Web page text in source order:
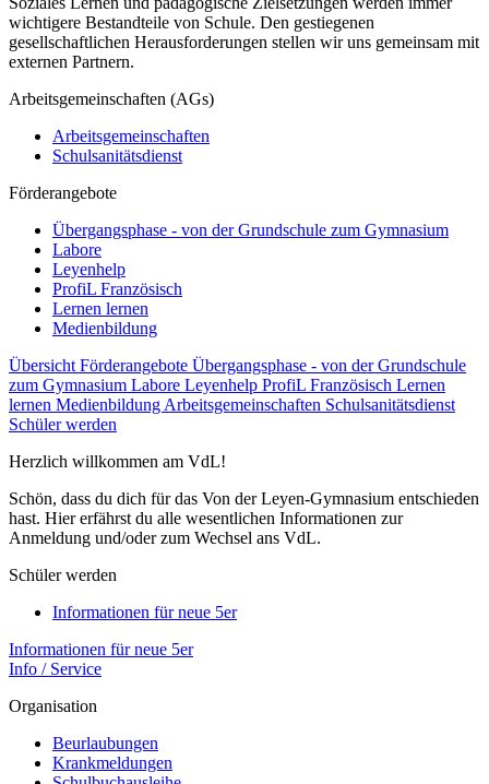
wichtigere Bestandteile von Schule. Den gestiegenen
gesellschaftlichen Herausforderungen stellen wir uns gemeinsam mit
externen Partnern.
Arbeitsgemeinschaften (AGs)
Arbeitsgemeinschaften
Schulsanitätsdienst
Förderangebote
Übergangsphase - von der Grundschule zum Gymnasium
Labore
Leyenhelp
ProfiL Französisch
Lernen lernen
Medienbildung
Übersicht Förderangebote Übergangsphase - von der Grundschule
zum Gymnasium Labore Leyenhelp ProfiL Französisch Lernen
lernen Medienbildung Arbeitsgemeinschaften Schulsanitätsdienst
Schüler werden
Herzlich willkommen am VdL!
Schön, dass du dich für das Von der Leyen-Gymnasium entschieden
hast. Hier erfährst du alle wesentlichen Informationen zur
Anmeldung und/oder zum Wechsel ans VdL.
Schüler werden
Informationen für neue 5er
Informationen für neue 5er
Info / Service
Organisation
Beurlaubungen
Krankmeldungen